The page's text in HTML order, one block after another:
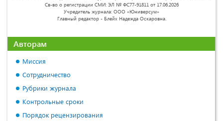
Св-во о регистрации СМИ: ЭЛ № ФС77-91811 от 17.06.2026
Учредитель журнала: ООО «Юниверсум»
Главный редактор - Блейх Надежда Оскаровна.
Авторам
Миссия
Сотрудничество
Рубрики журнала
Контрольные сроки
Порядок рецензирования